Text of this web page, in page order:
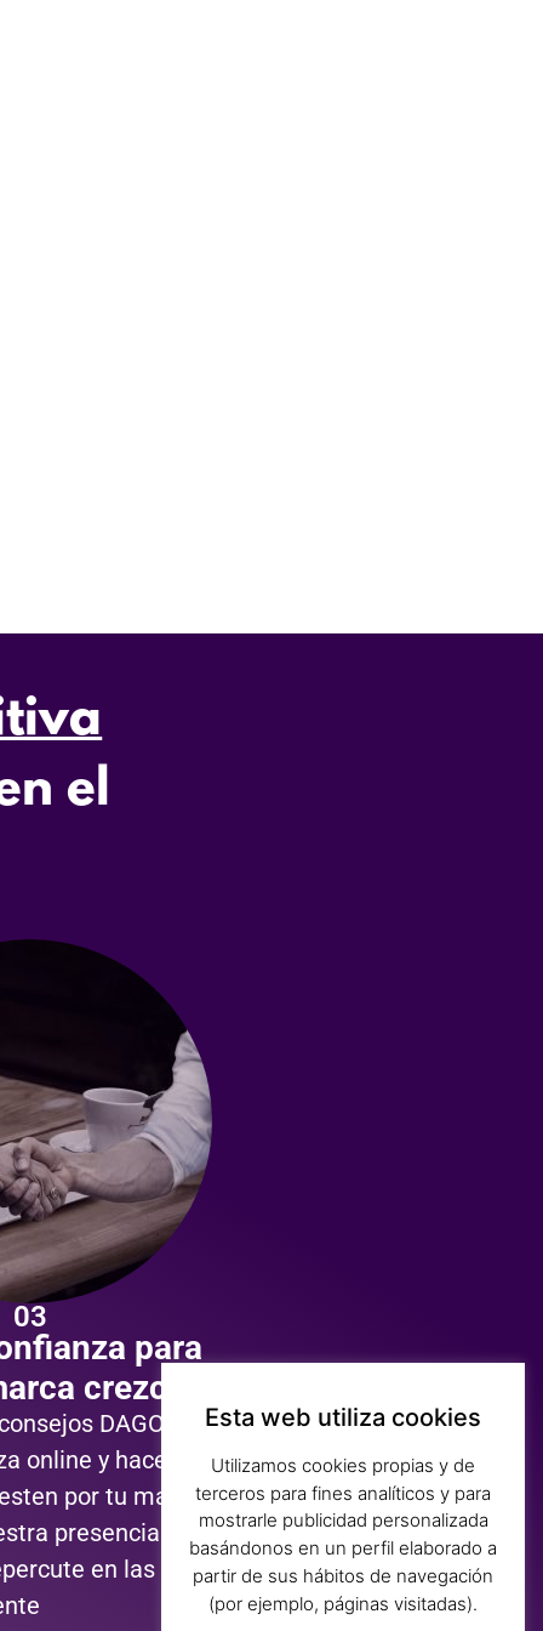
el
03
para
crezca
DAGO para
online y hacer que
por tu marca y
presencia en el
en las
Esta web utiliza cookies
Utilizamos cookies propias y de
terceros para fines analíticos y para
mostrarle publicidad personalizada
basándonos en un perfil elaborado a
partir de sus hábitos de navegación
(por ejemplo, páginas visitadas).